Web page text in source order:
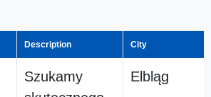
Description City
Szukamy
Elbląg